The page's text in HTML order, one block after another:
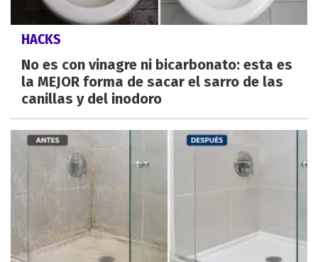
HACKS
No es con vinagre ni bicarbonato: esta es
la MEJOR forma de sacar el sarro de las
canillas y del inodoro